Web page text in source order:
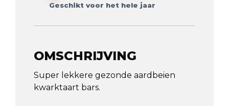
Geschikt voor het hele jaar
OMSCHRIJVING
Super lekkere gezonde aardbeien
kwarktaart bars.